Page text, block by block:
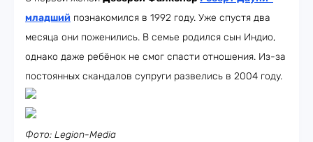
младший познакомился в 1992 году. Уже спустя два
месяца они поженились. В семье родился сын Индио,
однако даже ребёнок не смог спасти отношения. Из-за
постоянных скандалов супруги развелись в 2004 году.
Фото: Legion-Media